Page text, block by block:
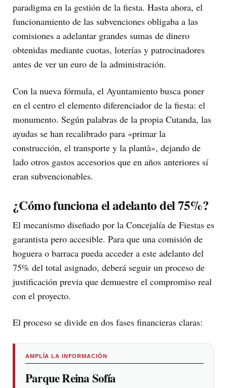
paradigma en la gestión de la fiesta. Hasta ahora, el
funcionamiento de las subvenciones obligaba a las
comisiones a adelantar grandes sumas de dinero
obtenidas mediante cuotas, loterías y patrocinadores
antes de ver un euro de la administración.
Con la nueva fórmula, el Ayuntamiento busca poner
en el centro el elemento diferenciador de la fiesta: el
monumento. Según palabras de la propia Cutanda, las
ayudas se han recalibrado para «primar la
construcción, el transporte y la plantà», dejando de
lado otros gastos accesorios que en años anteriores sí
eran subvencionables.
¿Cómo funciona el adelanto del 75%?
El mecanismo diseñado por la Concejalía de Fiestas es
garantista pero accesible. Para que una comisión de
hoguera o barraca pueda acceder a este adelanto del
75% del total asignado, deberá seguir un proceso de
justificación previa que demuestre el compromiso real
con el proyecto.
El proceso se divide en dos fases financieras claras:
AMPLÍA LA INFORMACIÓN
Parque Reina Sofía